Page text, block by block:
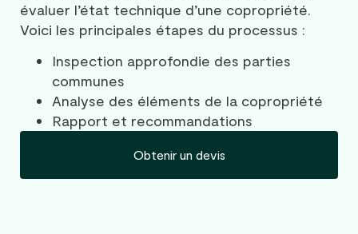
évaluer l’état technique d’une copropriété.
Voici les principales étapes du processus :
Inspection approfondie des parties
communes
Analyse des éléments de la copropriété
Rapport et recommandations
Obtenir un devis